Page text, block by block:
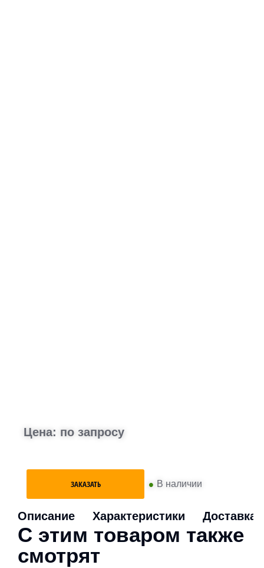
Цена: по запросу
ЗАКАЗАТЬ • В наличии
Описание Характеристики Доставка
С этим товаром также
смотрят